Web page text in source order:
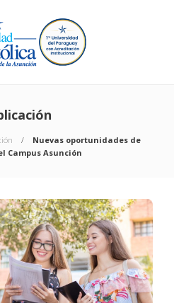
Nuevas oportunidades de
Campus Asunción